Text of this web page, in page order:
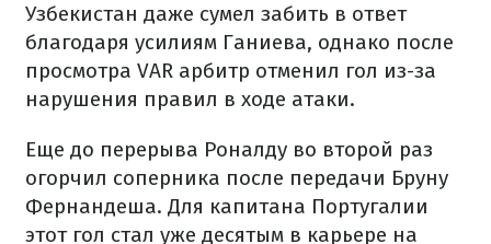
Узбекистан даже сумел забить в ответ
благодаря усилиям Ганиева, однако после
просмотра VAR арбитр отменил гол из-за
нарушения правил в ходе атаки.
Еще до перерыва Роналду во второй раз
огорчил соперника после передачи Бруну
Фернандеша. Для капитана Португалии
этот гол стал уже десятым в карьере на